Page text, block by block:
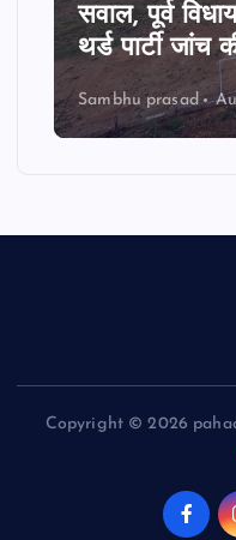
सवाल, पूर्व
थर्ड पार्टी जांच
Sambhu prasad
Copyright © 2026